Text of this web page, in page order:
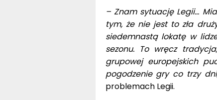
– Znam sytuację Legii…
tym, że nie jest to zła
siedemnastą lokatę w
sezonu. To wręcz
grupowej europejskich
pogodzenie gry co trzy
problemach Legii.